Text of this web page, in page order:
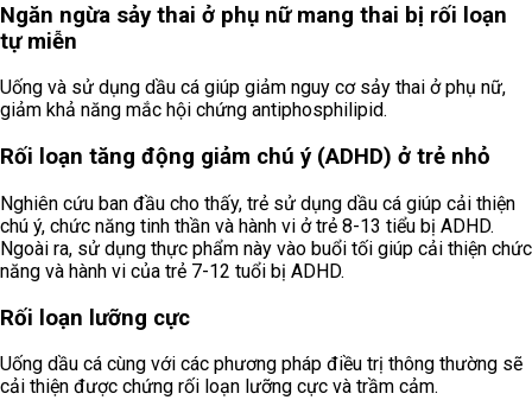
Ngăn ngừa sảy thai ở phụ nữ mang thai bị rối loạn
tự miễn
Uống và sử dụng dầu cá giúp giảm nguy cơ sảy thai ở phụ nữ,
giảm khả năng mắc hội chứng antiphosphilipid.
Rối loạn tăng động giảm chú ý (ADHD) ở trẻ nhỏ
Nghiên cứu ban đầu cho thấy, trẻ sử dụng dầu cá giúp cải thiện
chú ý, chức năng tinh thần và hành vi ở trẻ 8-13 tiểu bị ADHD.
Ngoài ra, sử dụng thực phẩm này vào buổi tối giúp cải thiện chức
năng và hành vi của trẻ 7-12 tuổi bị ADHD.
Rối loạn lưỡng cực
Uống dầu cá cùng với các phương pháp điều trị thông thường sẽ
cải thiện được chứng rối loạn lưỡng cực và trầm cảm.